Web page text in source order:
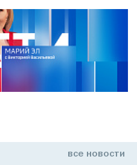
все новости